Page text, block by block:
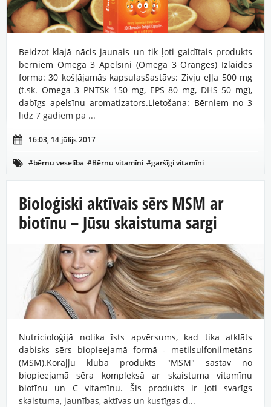
Beidzot klajā nācis jaunais un tik ļoti gaidītais produkts
bērniem Omega 3 Apelsīni (Omega 3 Oranges) Izlaides
forma: 30 košļājamās kapsulasSastāvs: Zivju eļļa 500 mg
(t.sk. Omega 3 PNTSk 150 mg, EPS 80 mg, DHS 50 mg),
dabīgs apelsīnu aromatizators.Lietošana: Bērniem no 3
līdz 7 gadiem pa ...
 16:03, 14 jūlijs 2017
 #bērnu veselība #Bērnu vitamīni #garšīgi vitamīni
#polinepiesātinātās taukskābes #zivju eļļa
Bioloģiski aktīvais sērs MSM ar
biotīnu – Jūsu skaistuma sargi
Nutricioloģijā notika īsts apvērsums, kad tika atklāts
dabisks sērs biopieejamā formā - metilsulfonilmetāns
(MSM).Koraļļu kluba produkts "MSM" sastāv no
biopieejamā sēra kompleksā ar skaistuma vitamīnu
biotīnu un C vitamīnu. Šis produkts ir ļoti svarīgs
skaistuma, jaunības, aktīvas un kustīgas d...